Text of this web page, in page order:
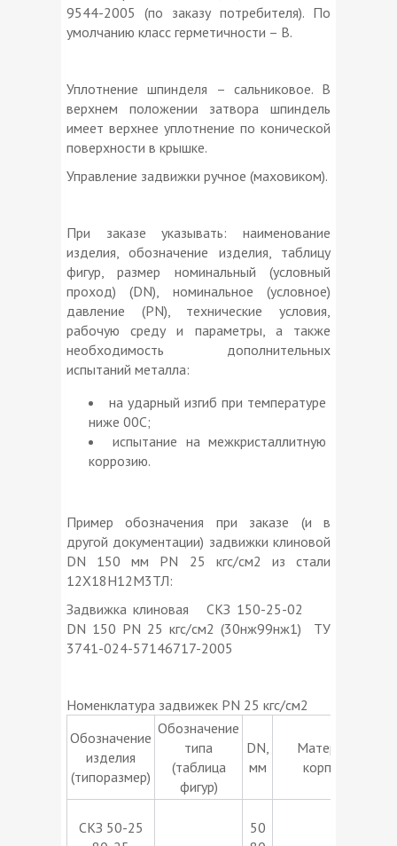
9544-2005 (по заказу потребителя). По
умолчанию класс герметичности – В.
Уплотнение шпинделя – сальниковое. В
верхнем положении затвора шпиндель
имеет верхнее уплотнение по конической
поверхности в крышке.
Управление задвижки ручное (маховиком).
При заказе указывать: наименование
изделия, обозначение изделия, таблицу
фигур, размер номинальный (условный
проход) (DN), номинальное (условное)
давление (PN), технические условия,
рабочую среду и параметры, а также
необходимость дополнительных
испытаний металла:
на ударный изгиб при температуре
ниже 00С;
испытание на межкристаллитную
коррозию.
Пример обозначения при заказе (и в
другой документации) задвижки клиновой
DN 150 мм PN 25 кгс/см2 из стали
12Х18Н12М3ТЛ:
Задвижка клиновая СКЗ 150-25-02
DN 150 PN 25 кгс/см2 (30нж99нж1) ТУ
3741-024-57146717-2005
Номенклатура задвижек PN 25 кгс/см2
Обозначение
изделия
(типоразмер)
Обозначение
типа
(таблица
фигур)
DN,
мм
Материал
корпуса
СКЗ 50-25
50